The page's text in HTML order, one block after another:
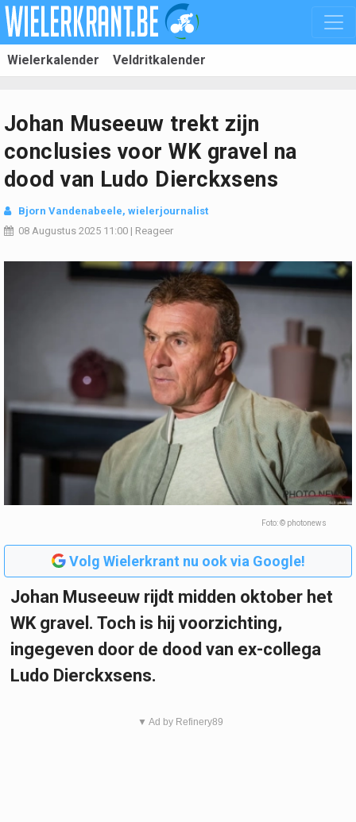
Wielerkalender Veldritkalender
Johan Museeuw trekt zijn
conclusies voor WK gravel na
dood van Ludo Dierckxsens
Bjorn Vandenabeele, wielerjournalist
08 Augustus 2025 11:00 | Reageer
Foto: © photonews
Volg Wielerkrant nu ook via Google!
Johan Museeuw rijdt midden oktober het
WK gravel. Toch is hij voorzichting,
ingegeven door de dood van ex-collega
Ludo Dierckxsens.
▼ Ad by Refinery89